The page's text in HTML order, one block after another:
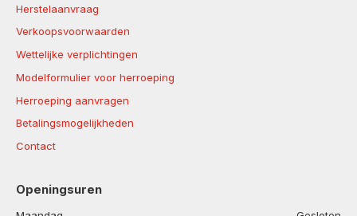
Herstelaanvraag
Verkoopsvoorwaarden
Wettelijke verplichtingen
Modelformulier voor herroeping
Herroeping aanvragen
Betalingsmogelijkheden
Contact
Openingsuren